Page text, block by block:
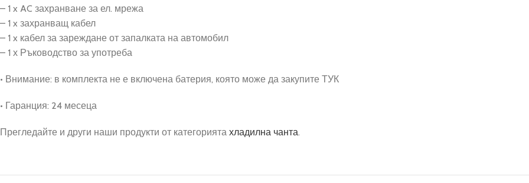
– 1 x AC захранване за ел. мрежа
– 1 x захранващ кабел
– 1 x кабел за зареждане от запалката на автомобил
– 1 х Ръководство за употреба
• Внимание: в комплекта не е включена батерия, която може да закупите ТУК
• Гаранция: 24 месеца
Прегледайте и други наши продукти от категорията хладилна чанта.